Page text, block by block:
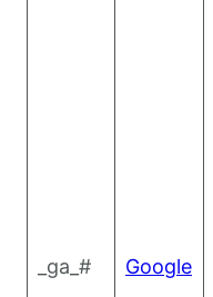
_ga_# Google